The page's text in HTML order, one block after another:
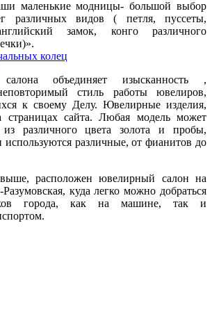
маленькие модницы- большой выбор
различных видов ( петля, пуссеты,
замок, конго различного
колец
объединяет изысканность ,
стиль работы ювелиров,
к своему Делу. Ювелирные изделия,
страницах сайта. Любая модель может
из различного цвета золота и пробы,
различные, от фианитов до
расположен ювелирный салон на
куда легко можно добраться
города, как на машине, так и